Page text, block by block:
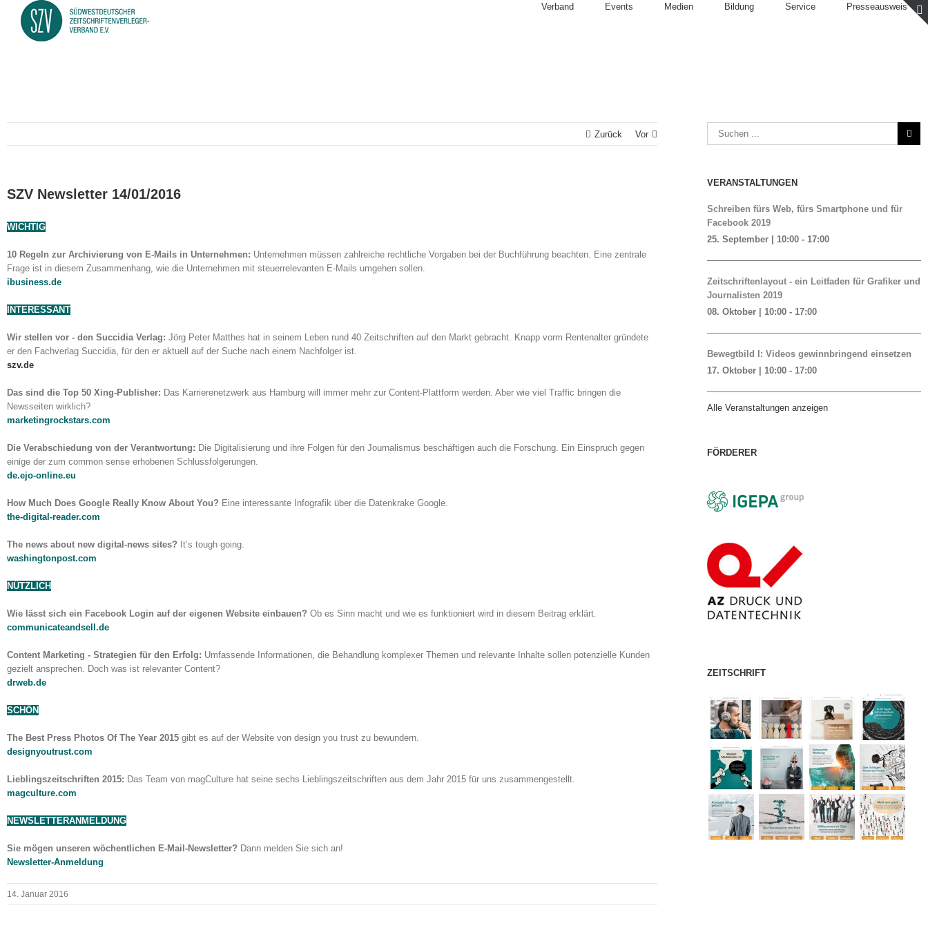
Verband Events Medien Bildung Service Presseausweis
Zurück Vor
SZV Newsletter 14/01/2016
WICHTIG
10 Regeln zur Archivierung von E-Mails in Unternehmen: Unternehmen müssen zahlreiche rechtliche Vorgaben bei der Buchführung beachten. Eine zentrale
Frage ist in diesem Zusammenhang, wie die Unternehmen mit steuerrelevanten E-Mails umgehen sollen.
ibusiness.de
INTERESSANT
Wir stellen vor - den Succidia Verlag: Jörg Peter Matthes hat in seinem Leben rund 40 Zeitschriften auf den Markt gebracht. Knapp vorm Rentenalter gründete
er den Fachverlag Succidia, für den er aktuell auf der Suche nach einem Nachfolger ist.
szv.de
Das sind die Top 50 Xing-Publisher: Das Karrierenetzwerk aus Hamburg will immer mehr zur Content-Plattform werden. Aber wie viel Traffic bringen die
Newsseiten wirklich?
marketingrockstars.com
Die Verabschiedung von der Verantwortung: Die Digitalisierung und ihre Folgen für den Journalismus beschäftigen auch die Forschung. Ein Einspruch gegen
einige der zum common sense erhobenen Schlussfolgerungen.
de.ejo-online.eu
How Much Does Google Really Know About You? Eine interessante Infografik über die Datenkrake Google.
the-digital-reader.com
The news about new digital-news sites? It’s tough going.
washingtonpost.com
NÜTZLICH
Wie lässt sich ein Facebook Login auf der eigenen Website einbauen? Ob es Sinn macht und wie es funktioniert wird in diesem Beitrag erklärt.
communicateandsell.de
Content Marketing - Strategien für den Erfolg: Umfassende Informationen, die Behandlung komplexer Themen und relevante Inhalte sollen potenzielle Kunden
gezielt ansprechen. Doch was ist relevanter Content?
drweb.de
SCHÖN
The Best Press Photos Of The Year 2015 gibt es auf der Website von design you trust zu bewundern.
designyoutrust.com
Lieblingszeitschriften 2015: Das Team von magCulture hat seine sechs Lieblingszeitschriften aus dem Jahr 2015 für uns zusammengestellt.
magculture.com
NEWSLETTERANMELDUNG
Sie mögen unseren wöchentlichen E-Mail-Newsletter? Dann melden Sie sich an!
Newsletter-Anmeldung
14. Januar 2016
VERANSTALTUNGEN
Schreiben fürs Web, fürs Smartphone und für
Facebook 2019
25. September | 10:00 -17:00
Zeitschriftenlayout - ein Leitfaden für Grafiker und
Journalisten 2019
08. Oktober | 10:00 -17:00
Bewegtbild I: Videos gewinnbringend einsetzen
17. Oktober | 10:00 -17:00
Alle Veranstaltungen anzeigen
FÖRDERER
ZEITSCHRIFT